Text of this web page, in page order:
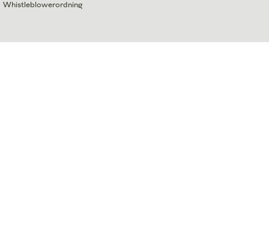
Whistleblowerordning